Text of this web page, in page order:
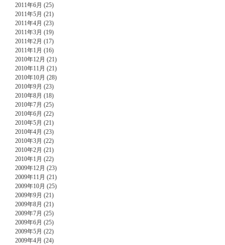
2011年6月 (25)
2011年5月 (21)
2011年4月 (23)
2011年3月 (19)
2011年2月 (17)
2011年1月 (16)
2010年12月 (21)
2010年11月 (21)
2010年10月 (28)
2010年9月 (23)
2010年8月 (18)
2010年7月 (25)
2010年6月 (22)
2010年5月 (21)
2010年4月 (23)
2010年3月 (22)
2010年2月 (21)
2010年1月 (22)
2009年12月 (23)
2009年11月 (21)
2009年10月 (25)
2009年9月 (21)
2009年8月 (21)
2009年7月 (25)
2009年6月 (25)
2009年5月 (22)
2009年4月 (24)